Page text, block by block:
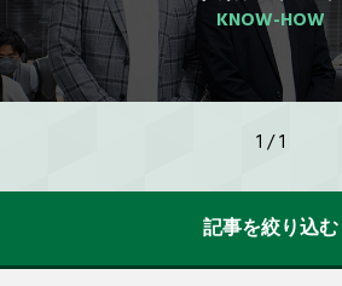
KNOW-HOW
1 / 1
記事を絞り込む